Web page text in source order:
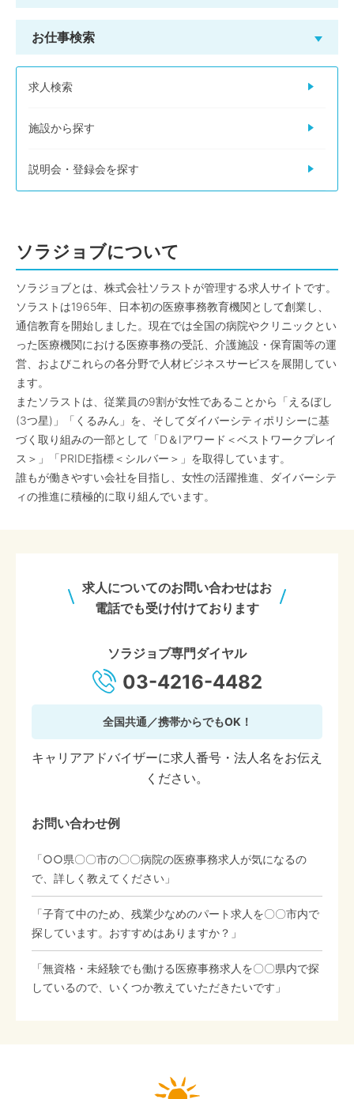
お仕事検索
求人検索
施設から探す
説明会・登録会を探す
ソラジョブについて
ソラジョブとは、株式会社ソラストが管理する求人サイトです。
ソラストは1965年、日本初の医療事務教育機関として創業し、
通信教育を開始しました。現在では全国の病院やクリニックとい
った医療機関における医療事務の受託、介護施設・保育園等の運
営、およびこれらの各分野で人材ビジネスサービスを展開してい
ます。
またソラストは、従業員の9割が女性であることから「えるぼし
(3つ星)」「くるみん」を、そしてダイバーシティポリシーに基
づく取り組みの一部として「D＆Iアワード＜ベストワークプレイ
ス＞」「PRIDE指標＜シルバー＞」を取得しています。
誰もが働きやすい会社を目指し、女性の活躍推進、ダイバーシテ
ィの推進に積極的に取り組んでいます。
求人についてのお問い合わせはお
電話でも受け付けております
ソラジョブ専門ダイヤル
03-4216-4482
全国共通／携帯からでもOK！
キャリアアドバイザーに求人番号・法人名をお伝え
ください。
お問い合わせ例
「○○県〇〇市の〇〇病院の医療事務求人が気になるの
で、詳しく教えてください」
「子育て中のため、残業少なめのパート求人を〇〇市内で
探しています。おすすめはありますか？」
「無資格・未経験でも働ける医療事務求人を〇〇県内で探
しているので、いくつか教えていただきたいです」